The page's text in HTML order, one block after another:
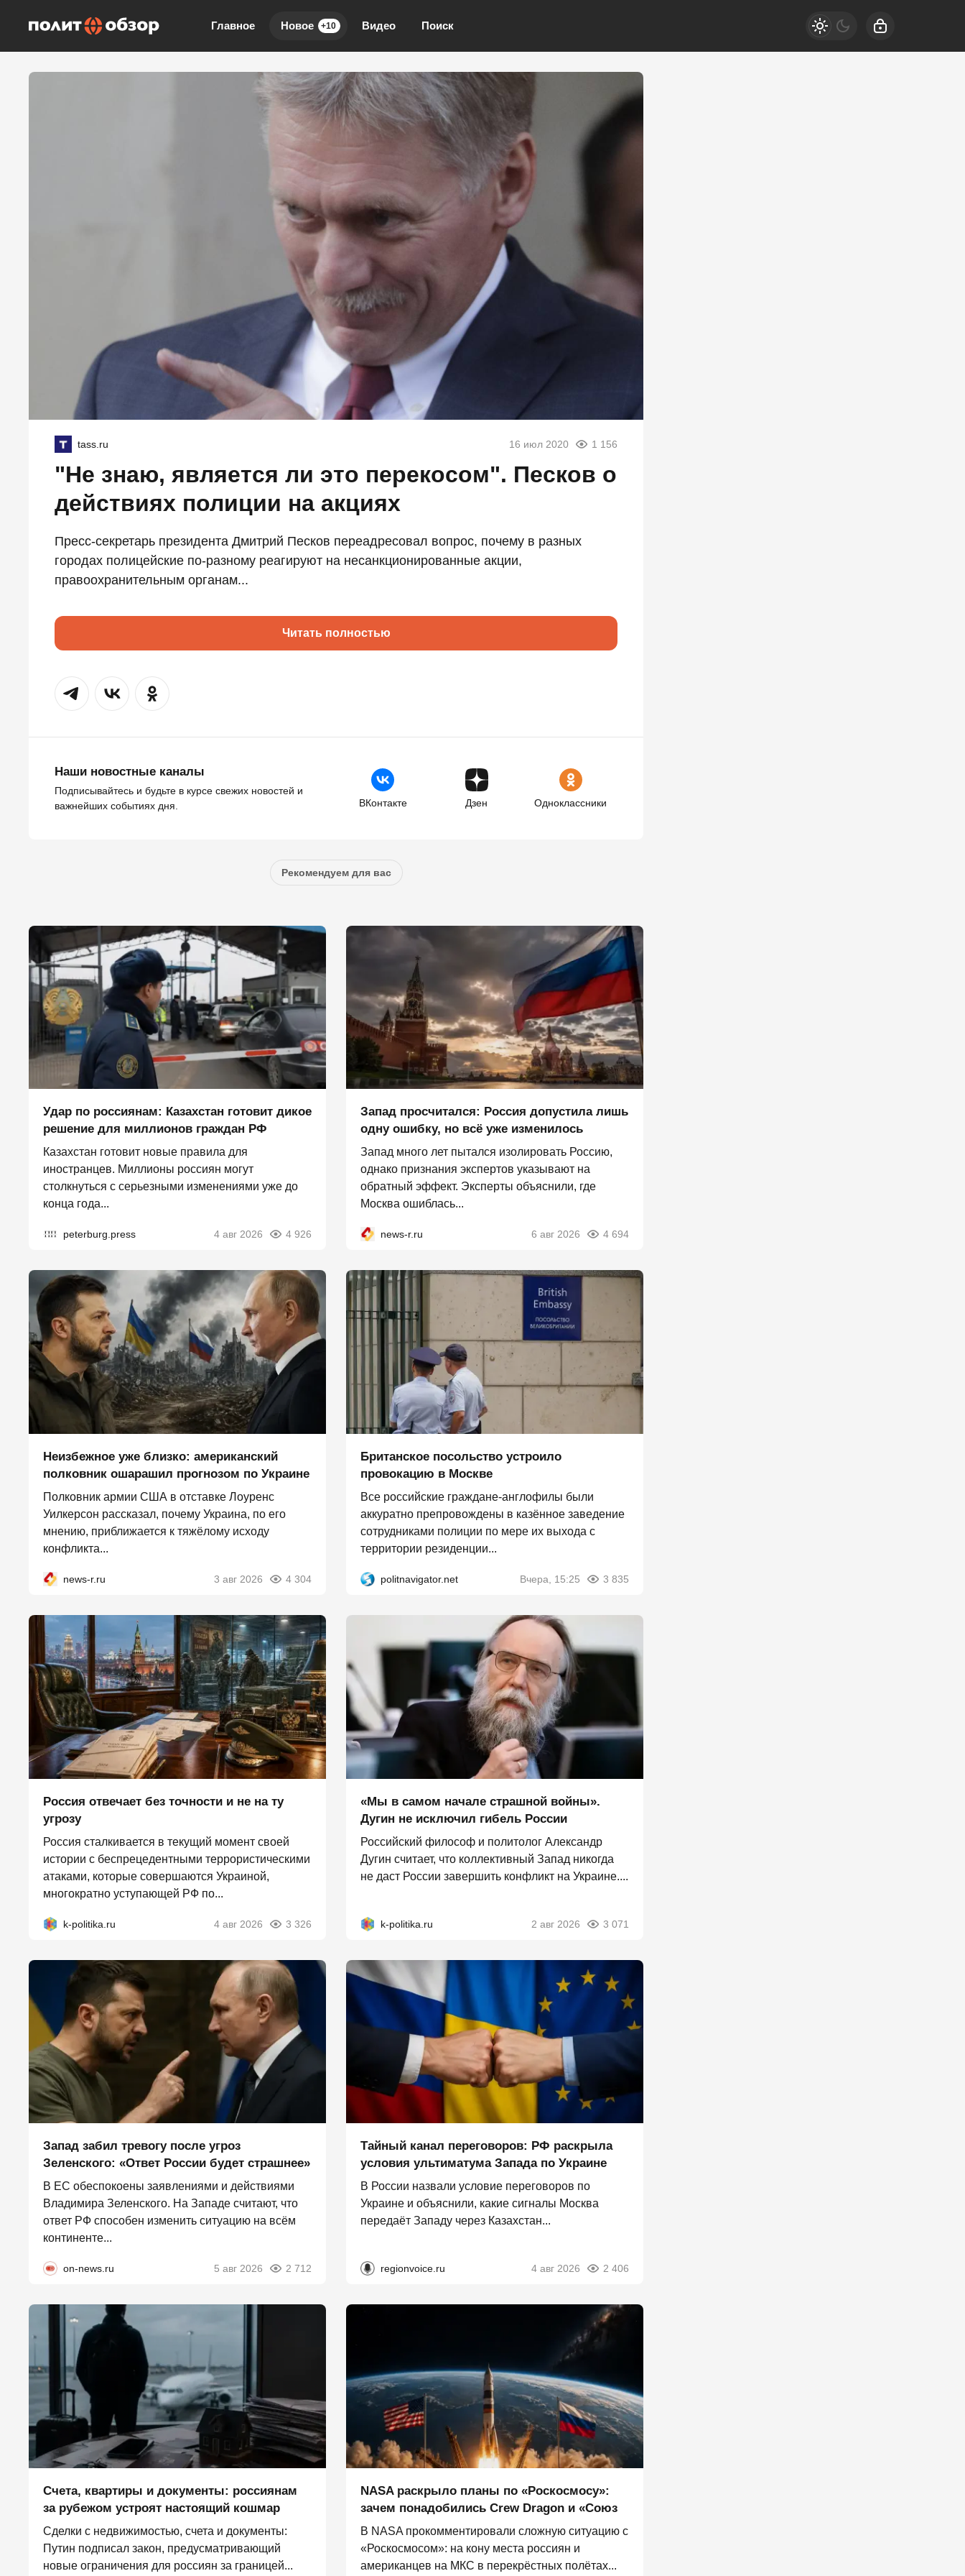
Главное Новое +10 Видео Поиск
tass.ru 16 июл 2020 1 156
"Не знаю, является ли это перекосом". Песков о
действиях полиции на акциях
Пресс-секретарь президента Дмитрий Песков переадресовал вопрос, почему в разных
городах полицейские по-разному реагируют на несанкционированные акции,
правоохранительным органам...
Читать полностью
Наши новостные каналы
Подписывайтесь и будьте в курсе свежих новостей и
важнейших событиях дня.
ВКонтакте Дзен Одноклассники
Рекомендуем для вас
Удар по россиянам: Казахстан готовит дикое
решение для миллионов граждан РФ
Казахстан готовит новые правила для
иностранцев. Миллионы россиян могут
столкнуться с серьезными изменениями уже до
конца года...
peterburg.press 4 авг 2026 4 926
Запад просчитался: Россия допустила лишь
одну ошибку, но всё уже изменилось
Запад много лет пытался изолировать Россию,
однако признания экспертов указывают на
обратный эффект. Эксперты объяснили, где
Москва ошиблась...
news-r.ru 6 авг 2026 4 694
Неизбежное уже близко: американский
полковник ошарашил прогнозом по Украине
Полковник армии США в отставке Лоуренс
Уилкерсон рассказал, почему Украина, по его
мнению, приближается к тяжёлому исходу
конфликта...
news-r.ru 3 авг 2026 4 304
Британское посольство устроило
провокацию в Москве
Все российские граждане-англофилы были
аккуратно препровождены в казённое заведение
сотрудниками полиции по мере их выхода с
территории резиденции...
politnavigator.net Вчера, 15:25 3 835
Россия отвечает без точности и не на ту
угрозу
Россия сталкивается в текущий момент своей
истории с беспрецедентными террористическими
атаками, которые совершаются Украиной,
многократно уступающей РФ по...
k-politika.ru 4 авг 2026 3 326
«Мы в самом начале страшной войны».
Дугин не исключил гибель России
Российский философ и политолог Александр
Дугин считает, что коллективный Запад никогда
не даст России завершить конфликт на Украине....
k-politika.ru 2 авг 2026 3 071
Запад забил тревогу после угроз
Зеленского: «Ответ России будет страшнее»
В ЕС обеспокоены заявлениями и действиями
Владимира Зеленского. На Западе считают, что
ответ РФ способен изменить ситуацию на всём
континенте...
on-news.ru 5 авг 2026 2 712
Тайный канал переговоров: РФ раскрыла
условия ультиматума Запада по Украине
В России назвали условие переговоров по
Украине и объяснили, какие сигналы Москва
передаёт Западу через Казахстан...
regionvoice.ru 4 авг 2026 2 406
Счета, квартиры и документы: россиянам
за рубежом устроят настоящий кошмар
Сделки с недвижимостью, счета и документы:
Путин подписал закон, предусматривающий
новые ограничения для россиян за границей...
NASA раскрыло планы по «Роскосмосу»:
зачем понадобились Crew Dragon и «Союз
В NASA прокомментировали сложную ситуацию с
«Роскосмосом»: на кону места россиян и
американцев на МКС в перекрёстных полётах...